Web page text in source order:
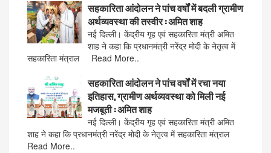
सहकारिता आंदोलन ने पांच वर्षों में बदली ग्रामीण
अर्थव्यवस्था की तस्वीर : अमित शाह
नई दिल्ली। केंद्रीय गृह एवं सहकारिता मंत्री अमित
शाह ने कहा कि प्रधानमंत्री नरेंद्र मोदी के नेतृत्व में
सहकारिता मंत्राल Read More..
सहकारिता आंदोलन ने पांच वर्षों में रचा नया
इतिहास, ग्रामीण अर्थव्यवस्था को मिली नई
मजबूती : अमित शाह
नई दिल्ली। केंद्रीय गृह एवं सहकारिता मंत्री अमित
शाह ने कहा कि प्रधानमंत्री नरेंद्र मोदी के नेतृत्व में सहकारिता मंत्राल
Read More..